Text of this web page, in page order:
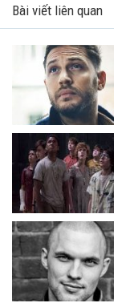
Bài viết liên quan